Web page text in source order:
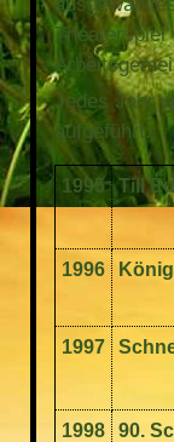
Theaterspiel
Jedes Jahr
aufgeführt:
1995 Till
1996
1997
1998
90.